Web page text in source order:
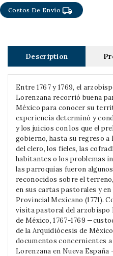
Costos De Envíolocal_shipping
Description
Entre 1767 y 1769, el
Lorenzana recorrió buena
México para conocer su
experiencia determinó y
y los juicios con los que el
gobierno, hasta su regreso a
del clero, los fieles, las
habitantes o los problemas
las parroquias fueron
reconocidos sobre el
en sus cartas pastorales y
Provincial Mexicano (1771).
visita pastoral del arzobispo
de México, 1767-1769
de la Arquidiócesis de
documentos concernientes
Lorenzana en Nueva